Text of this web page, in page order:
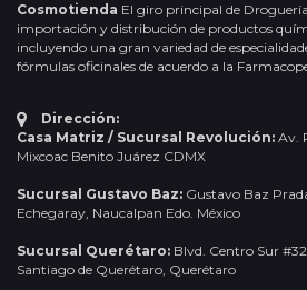
Cosmotienda El giro principal de
importación y distribución de productos
incluyendo una gran variedad de
fórmulas oficinales de acuerdo a la
Dirección:
Casa Matriz / Sucursal Revolución: Av.
Mixcoac Benito Juárez CDMX
Sucursal Gustavo Baz: Gustavo Baz
Echegaray, Naucalpan Edo. México
Sucursal Querétaro: Blvd. Centro Sur
Santiago de Querétaro, Querétaro